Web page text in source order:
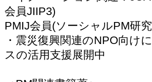
会員JIIP3)
PMIJ会員(ソーシャルPM研
・震災復興関連のNPO向け
スの活用支援展開中